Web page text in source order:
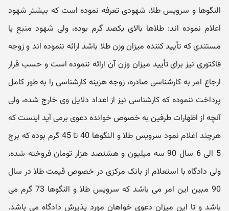
النگوها و سرویس طلا، شهودی تعرفه نموده است که بیشتر شهود
اعلام نموده اند: طلاها بالای یکصد گرم بوده، ولی شهود منبع یا
مستندی که تأیید کننده میزان وزن طلا باشد ارائه ننموده اند و زوجه
فاکتوری نیز برای تأیید میزان وزن آن ارائه ننموده است و حسب قرار
ارجاع امر به کارشناسی صادره، زوجه هزینه کارشناسی را به طور کامل
پرداخت ننموده که کارشناسی نیز از اعداد دلایل وی خارج شده، ولی
آنچه از اظهارات طرفین به خصوص خوانده دعوی برمی آید اینست که
هرچند اعلام نمود سرویس طلا و النگوها 40 تا 45 گرم بوده که برج
5 الی 6 سال 90 سه میلیون و هشتصد هزار تومان فروخته شده،
ولی دادگاه با استعلام از بانک مرکزی در خصوص قیمت طلا در سال
90 مبین این امر می باشد که سرویس طلا و النگوها 73 گرم می
باشد و تا این میزان دعوی خواهان مورد پذیرش دادگاه می باشد.